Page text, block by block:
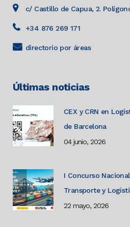
c/ Castillo de Capua, 2.
+34 876 269 171
directorio por áreas
Últimas noticias
CEX y CRN en
de Barcelona
04 junio, 2026
I Concurso
Transporte y
22 mayo, 2026